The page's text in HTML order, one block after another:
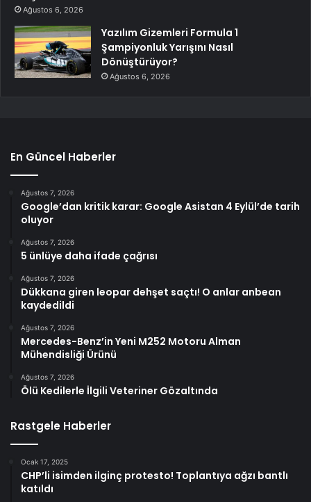
Ağustos 6, 2026
Yazılım Gizemleri Formula 1
Şampiyonluk Yarışını Nasıl
Dönüştürüyor?
Ağustos 6, 2026
En Güncel Haberler
Ağustos 7, 2026
Google’dan kritik karar: Google Asistan 4 Eylül’de tarih
oluyor
Ağustos 7, 2026
5 ünlüye daha ifade çağrısı
Ağustos 7, 2026
Dükkana giren leopar dehşet saçtı! O anlar anbean
kaydedildi
Ağustos 7, 2026
Mercedes-Benz’in Yeni M252 Motoru Alman
Mühendisliği Ürünü
Ağustos 7, 2026
Ölü Kedilerle İlgili Veteriner Gözaltında
Rastgele Haberler
Ocak 17, 2025
CHP’li isimden ilginç protesto! Toplantıya ağzı bantlı
katıldı